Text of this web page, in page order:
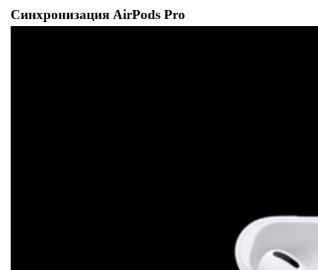
Синхронизация AirPods Pro